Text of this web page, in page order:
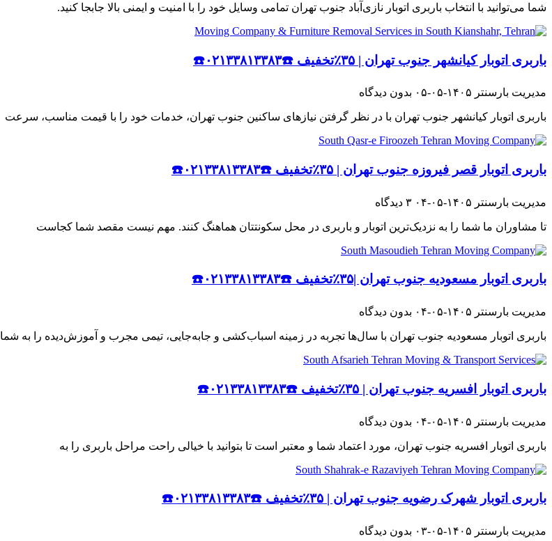
شما می‌توانید با انتخاب باربری اتوبار نازی‌آباد جنوب تهران تمامی وسایل خود را با امنیت و ایمنی بالا جابجا کنید.
باربری اتوبار کیانشهر جنوب تهران | ۳۵٪تخفیف ☎️۰۲۱۳۳۸۱۳۳۸۳☎️
مدیریت بارسنتر ۱۴۰۵-۰۵-۰۵ بدون دیدگاه
باربری اتوبار کیانشهر جنوب تهران با در نظر گرفتن نیازهای ساکنین جنوب تهران، خدمات خود را با قیمت مناسب، سرعت
باربری اتوبار قصر فیروزه جنوب تهران | ۳۵٪تخفیف ☎️۰۲۱۳۳۸۱۳۳۸۳☎️
مدیریت بارسنتر ۱۴۰۵-۰۵-۰۴ ۳ دیدگاه
تا مشاوران ما شما را به نزدیک‌ترین اتوبار و باربری در محل سکونتتان هماهنگ کنند. مهم نیست مقصد شما کجاست
باربری اتوبار مسعودیه جنوب تهران |۳۵٪تخفیف ☎️۰۲۱۳۳۸۱۳۳۸۳☎️
مدیریت بارسنتر ۱۴۰۵-۰۵-۰۴ بدون دیدگاه
باربری اتوبار مسعودیه جنوب تهران با سال‌ها تجربه در زمینه اسباب‌کشی و جابه‌جایی، تیمی مجرب و آموزش‌دیده را به شما
باربری اتوبار افسریه جنوب تهران | ۳۵٪تخفیف ☎️۰۲۱۳۳۸۱۳۳۸۳☎️
مدیریت بارسنتر ۱۴۰۵-۰۵-۰۴ بدون دیدگاه
باربری اتوبار افسریه جنوب تهران، مورد اعتماد شما و معتبر است تا بتوانید با خیالی راحت مراحل باربری را به
باربری اتوبار شهرک رضویه جنوب تهران | ۳۵٪تخفیف ☎️۰۲۱۳۳۸۱۳۳۸۳☎️
مدیریت بارسنتر ۱۴۰۵-۰۵-۰۳ بدون دیدگاه